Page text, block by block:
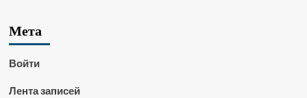
Мета
Войти
Лента записей